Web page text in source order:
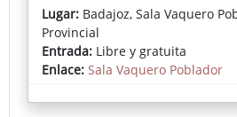
L. Ramón García del Pomar
Lugar: Badajoz, Sala Vaquero
Provincial
Entrada: Libre y gratuita
Enlace: Sala Vaquero Poblador